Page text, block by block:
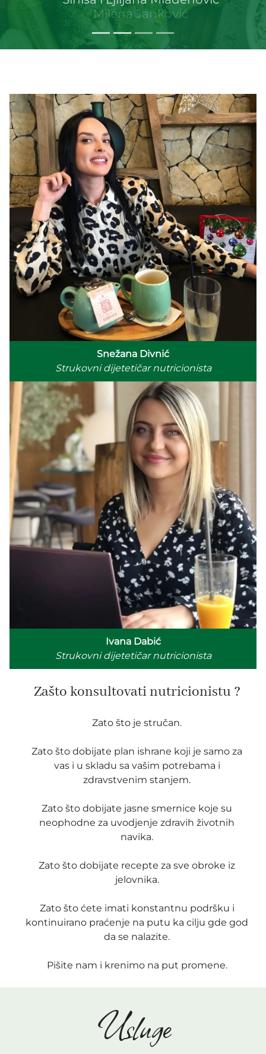
Milena Janković
Snežana Divnić
Strukovni dijetetičar nutricionista
Ivana Dabić
Strukovni dijetetičar nutricionista
Zašto konsultovati nutricionistu ?
Zato što je stručan.
Zato što dobijate plan ishrane koji je samo za
vas i u skladu sa vašim potrebama i
zdravstvenim stanjem.
Zato što dobijate jasne smernice koje su
neophodne za uvodjenje zdravih životnih
navika.
Zato što dobijate recepte za sve obroke iz
jelovnika.
Zato što ćete imati konstantnu podršku i
kontinuirano praćenje na putu ka cilju gde god
da se nalazite.
Pišite nam i krenimo na put promene.
Usluge